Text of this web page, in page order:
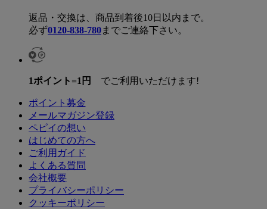
返品・交換は、商品到着後10日以内まで。
必ず0120-838-780までご連絡下さい。
1ポイント=1円 でご利用いただけます!
ポイント募金
メールマガジン登録
ペピイの想い
はじめての方へ
ご利用ガイド
よくある質問
会社概要
プライバシーポリシー
クッキーポリシー